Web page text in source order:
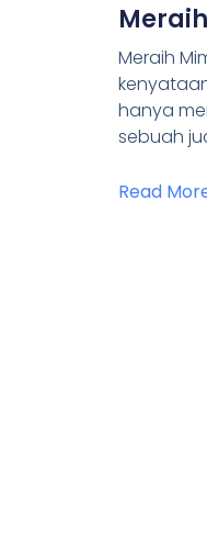
Meraih
hanya
sebuah
Read